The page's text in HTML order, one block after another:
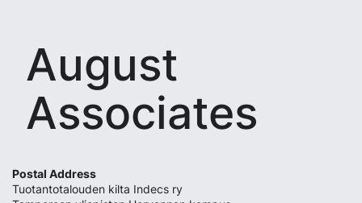
August
Associates
Postal Address
Tuotantotalouden kilta Indecs ry